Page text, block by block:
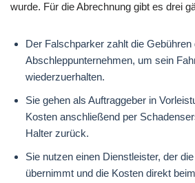
wurde. Für die Abrechnung gibt es drei
Der Falschparker zahlt die Gebühren
Abschleppunternehmen, um sein
wiederzuerhalten.
Sie gehen als Auftraggeber in
Kosten anschließend per
Halter zurück.
Sie nutzen einen Dienstleister, der
übernimmt und die Kosten direkt